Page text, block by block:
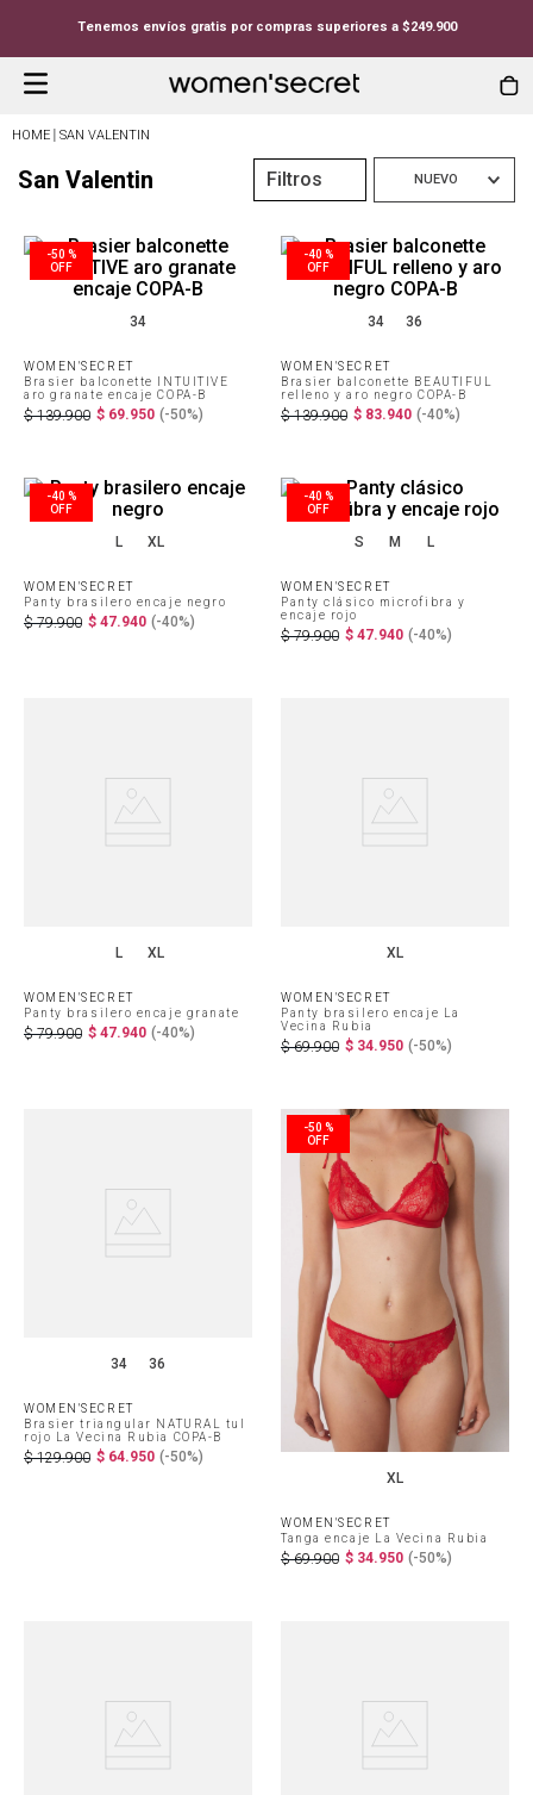
Tenemos envíos gratis por compras superiores a $249.900
SAN VALENTIN
San Valentin Filtros NUEVO
-50 %
34
WOMEN'SECRET
Brasier balconette INTUITIVE
aro granate encaje COPA-B
$ 139.900 $ 69.950 (-50%)
-40 %
34 36
WOMEN'SECRET
Brasier balconette BEAUTIFUL
relleno y aro negro COPA-B
$ 139.900 $ 83.940 (-40%)
-40 %
L XL
WOMEN'SECRET
Panty brasilero encaje negro
$ 79.900 $ 47.940 (-40%)
-40 %
S M L
WOMEN'SECRET
Panty clásico microfibra y
encaje rojo
$ 79.900 $ 47.940 (-40%)
L XL
WOMEN'SECRET
Panty brasilero encaje granate
$ 79.900 $ 47.940 (-40%)
XL
WOMEN'SECRET
Panty brasilero encaje La
Vecina Rubia
$ 69.900 $ 34.950 (-50%)
34 36
WOMEN'SECRET
Brasier triangular NATURAL tul
rojo La Vecina Rubia COPA-B
$ 129.900 $ 64.950 (-50%)
-50 %
XL
WOMEN'SECRET
Tanga encaje La Vecina Rubia
$ 69.900 $ 34.950 (-50%)